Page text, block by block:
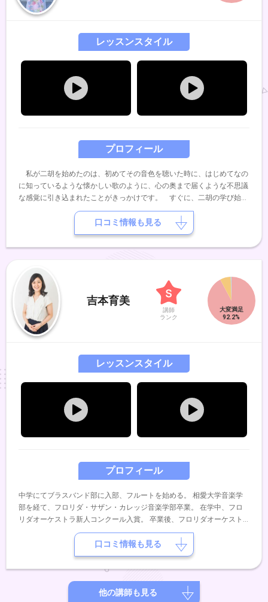
プロフィール
私が二胡を始めたのは、初めてその音色を聴いた時に、はじめてなの
に知っているような懐かしい歌のように、心の奥まで届くような不思議
な感覚に引き込まれたことがきっかけです。 すぐに、二胡の学び始
め、今までに、陳少林先生、ウェイウェイウー先生、周ヨウコン先生、
ジャーパンファン先生、張連生先生とたくさんの先生から幅広く二胡の
技術と音楽に対しての深い思いを学びました。 今は関西近辺で演奏活
やすさ 個人の適性へのよりそい です。初めての方から 経験者の方
まで、会員様のひとりひとりの特性とご都合に合わせて柔軟に対応させ
ていただき、一緒に二胡の魅力を引き出すことを得意としています。一
緒に二胡を通じて 音楽の喜びを深く味わってみませんか？みなさま
に お会いできることを楽しみにしています。どうぞよろしくお願いい
たします。
レッスンスタイル
口コミ情報も見る
吉本育美
講師
ランク
プロフィール
中学にてブラスバンド部に入部、フルートを始める。 相愛大学音楽学
部を経て、フロリダ・サザン・カレッジ音楽学部卒業。 在学中、フロ
リダオーケストラ新人コンクール入賞。 卒業後、フロリダオーケスト
ラにて複数のコンサートに出演。 帰国後は、アンサンブルを中心に演
奏活動を継続しており、ホール等でのコンサートを始め、イベントやレ
ストラン等でのライブにも多数出演中。
レッスンスタイル
口コミ情報も見る
他の講師も見る